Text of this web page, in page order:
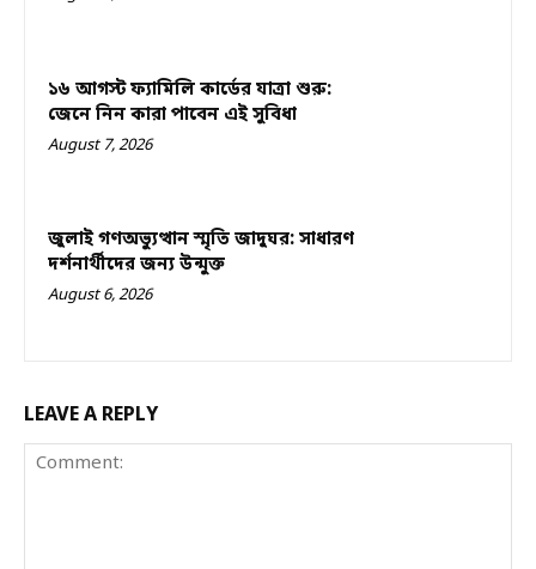
১৬ আগস্ট ফ্যামিলি কার্ডের যাত্রা শুরু:
জেনে নিন কারা পাবেন এই সুবিধা
August 7, 2026
জুলাই গণঅভ্যুত্থান স্মৃতি জাদুঘর: সাধারণ
দর্শনার্থীদের জন্য উন্মুক্ত
August 6, 2026
LEAVE A REPLY